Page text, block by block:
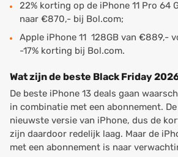
22% korting op de iPhone 11 Pro 64
naar €870,- bij Bol.com;
Apple iPhone 11 128GB van €889,-
-17% korting bij Bol.com.
Wat zijn de beste Black Friday
De beste iPhone 13 deals gaan
in combinatie met een abonnement.
nieuwste versie van iPhone, dus de
zijn daardoor redelijk laag. Maar de
met een abonnement is naar